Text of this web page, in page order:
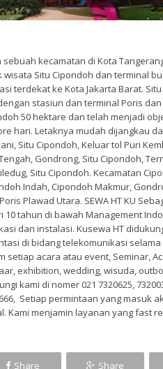
kecamatan di Kota
Situ Cipondoh dan terminal
terdekat ke Kota Jakarta Barat.
stasiun dan terminal Poris
50 hektare dan telah menjadi
hari. Letaknya mudah dijangkau
Situ Cipondoh, Keluar tol Puri
Gondrong, Situ Cipondoh,
Situ Cipondoh. Kecamatan
Indah, Cipondoh Makmur,
Plawad Utara. SEWA HT KU
10 tahun di bawah Management
dan instalasi. Kusewa HT
di bidang telekomunikasi
setiap acara atau event, Seminar,
exhibition, wedding, wisuda,
kami di nomer 021 7320625,
Setiap permintaan yang masuk
Kami menjamin layanan yang fast
Share Share